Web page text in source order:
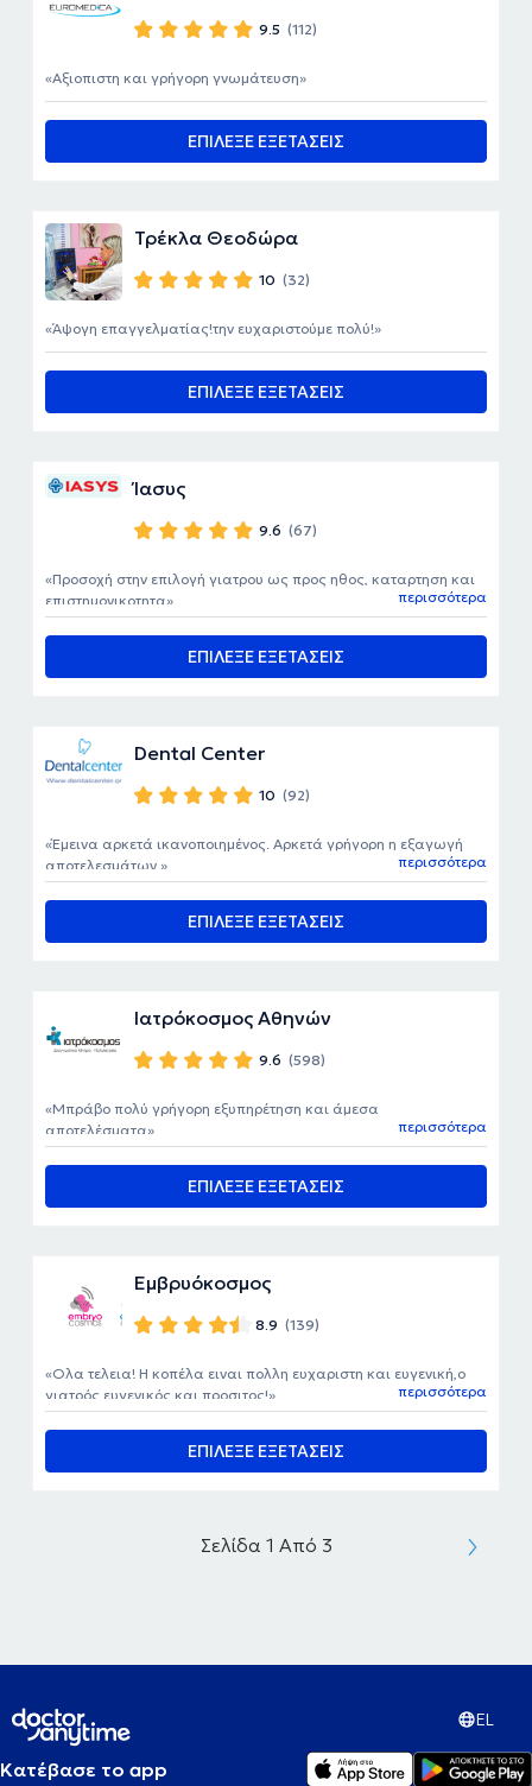
9.5 (112)
ΕΠΙΛΕΞΕ ΕΞΕΤΑΣΕΙΣ
Αξιοπιστη και γρήγορη γνωμάτευση
Τρέκλα Θεοδώρα
10 (32)
ΕΠΙΛΕΞΕ ΕΞΕΤΑΣΕΙΣ
Άψογη επαγγελματίας!την ευχαριστούμε πολύ!
Ίασυς
9.6 (67)
ΕΠΙΛΕΞΕ ΕΞΕΤΑΣΕΙΣ
Προσοχή στην επιλογή γιατρου ως προς ηθος, καταρτηση και
επιστημονικοτητα
περισσότερα
Dental Center
10 (92)
ΕΠΙΛΕΞΕ ΕΞΕΤΑΣΕΙΣ
Έμεινα αρκετά ικανοποιημένος. Αρκετά γρήγορη η εξαγωγή
αποτελεσμάτων.
περισσότερα
Ιατρόκοσμος Αθηνών
9.6 (598)
ΕΠΙΛΕΞΕ ΕΞΕΤΑΣΕΙΣ
Μπράβο πολύ γρήγορη εξυπηρέτηση και άμεσα
αποτελέσματα
περισσότερα
Εμβρυόκοσμος
8.9 (139)
ΕΠΙΛΕΞΕ ΕΞΕΤΑΣΕΙΣ
Ολα τελεια! Η κοπέλα ειναι πολλη ευχαριστη και ευγενική,ο
γιατρός ευγενικός και προσιτος!
περισσότερα
Σελίδα 1 Από 3
EL
Κατέβασε το app